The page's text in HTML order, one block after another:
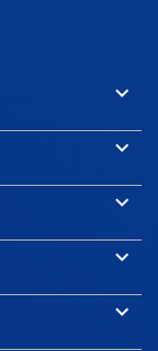
keyboard_arrow_down
keyboard_arrow_down
keyboard_arrow_down
keyboard_arrow_down
keyboard_arrow_down